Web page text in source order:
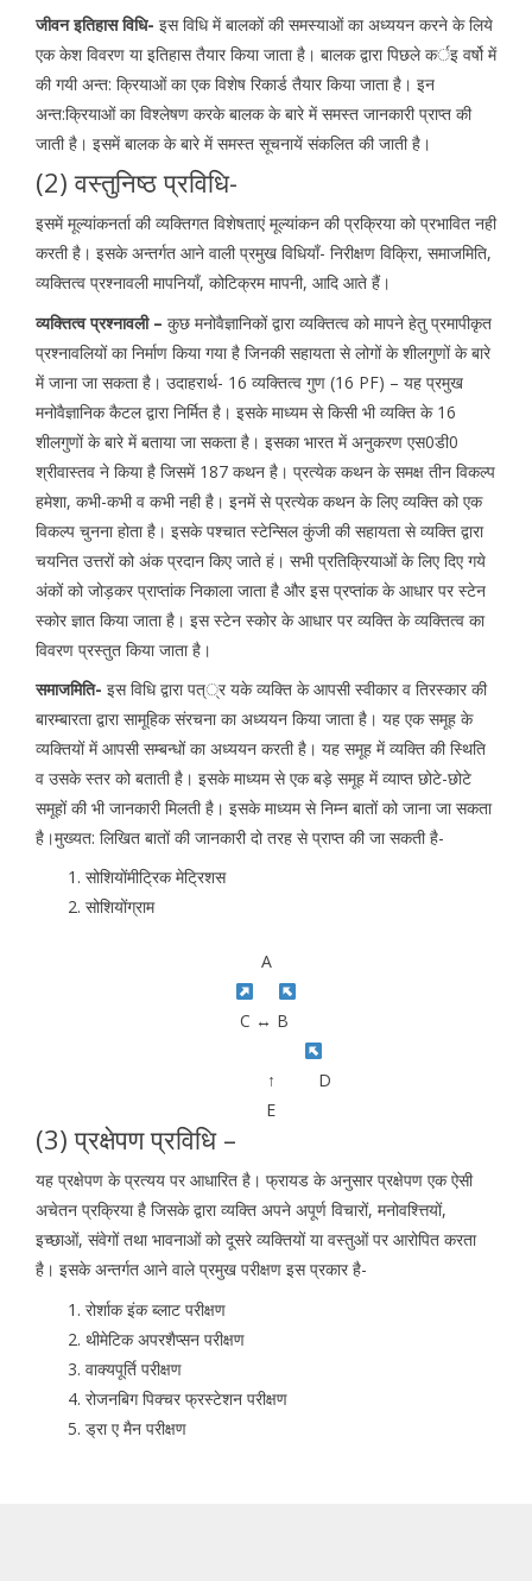
जीवन इतिहास विधि- इस विधि में बालकों की समस्याओं का अध्ययन करने के लिये
एक केश विवरण या इतिहास तैयार किया जाता है। बालक द्वारा पिछले कर्इ वर्षो में
की गयी अन्त: क्रियाओं का एक विशेष रिकार्ड तैयार किया जाता है। इन
अन्त:क्रियाओं का विश्लेषण करके बालक के बारे में समस्त जानकारी प्राप्त की
जाती है। इसमें बालक के बारे में समस्त सूचनायें संकलित की जाती है।
(2) वस्तुनिष्ठ प्रविधि-
इसमें मूल्यांकनर्ता की व्यक्तिगत विशेषताएं मूल्यांकन की प्रक्रिया को प्रभावित नही
करती है। इसके अन्तर्गत आने वाली प्रमुख विधियाँ- निरीक्षण विक्रिा, समाजमिति,
व्यक्तित्व प्रश्नावली मापनियाँ, कोटिक्रम मापनी, आदि आते हैं।
व्यक्तित्व प्रश्नावली – कुछ मनोवैज्ञानिकों द्वारा व्यक्तित्व को मापने हेतु प्रमापीकृत
प्रश्नावलियों का निर्माण किया गया है जिनकी सहायता से लोगों के शीलगुणों के बारे
में जाना जा सकता है। उदाहरार्थ- 16 व्यक्तित्व गुण (16 PF) – यह प्रमुख
मनोवैज्ञानिक कैटल द्वारा निर्मित है। इसके माध्यम से किसी भी व्यक्ति के 16
शीलगुणों के बारे में बताया जा सकता है। इसका भारत में अनुकरण एस0डी0
श्रीवास्तव ने किया है जिसमें 187 कथन है। प्रत्येक कथन के समक्ष तीन विकल्प
हमेशा, कभी-कभी व कभी नही है। इनमें से प्रत्येक कथन के लिए व्यक्ति को एक
विकल्प चुनना होता है। इसके पश्चात स्टेन्सिल कुंजी की सहायता से व्यक्ति द्वारा
चयनित उत्तरों को अंक प्रदान किए जाते हं। सभी प्रतिक्रियाओं के लिए दिए गये
अंकों को जोड़कर प्राप्तांक निकाला जाता है और इस प्रप्तांक के आधार पर स्टेन
स्कोर ज्ञात किया जाता है। इस स्टेन स्कोर के आधार पर व्यक्ति के व्यक्तित्व का
विवरण प्रस्तुत किया जाता है।
समाजमिति- इस विधि द्वारा पत््र यके व्यक्ति के आपसी स्वीकार व तिरस्कार की
बारम्बारता द्वारा सामूहिक संरचना का अध्ययन किया जाता है। यह एक समूह के
व्यक्तियों में आपसी सम्बन्धों का अध्ययन करती है। यह समूह में व्यक्ति की स्थिति
व उसके स्तर को बताती है। इसके माध्यम से एक बड़े समूह में व्याप्त छोटे-छोटे
समूहों की भी जानकारी मिलती है। इसके माध्यम से निम्न बातों को जाना जा सकता
है।मुख्यत: लिखित बातों की जानकारी दो तरह से प्राप्त की जा सकती है-
सोशियोंमीट्रिक मेट्रिशस
सोशियोंग्राम
A
C ↔ B
↑
D
E
(3) प्रक्षेपण प्रविधि –
यह प्रक्षेपण के प्रत्यय पर आधारित है। फ्रायड के अनुसार प्रक्षेपण एक ऐसी
अचेतन प्रक्रिया है जिसके द्वारा व्यक्ति अपने अपूर्ण विचारों, मनोवश्त्तियों,
इच्छाओं, संवेगों तथा भावनाओं को दूसरे व्यक्तियों या वस्तुओं पर आरोपित करता
है। इसके अन्तर्गत आने वाले प्रमुख परीक्षण इस प्रकार है-
रोर्शाक इंक ब्लाट परीक्षण
थीमेटिक अपरशैप्सन परीक्षण
वाक्यपूर्ति परीक्षण
रोजनबिग पिक्चर फ्रस्टेशन परीक्षण
ड्रा ए मैन परीक्षण